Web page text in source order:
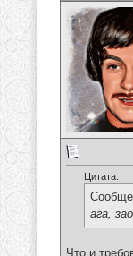
Цитата:
ага,
Что и